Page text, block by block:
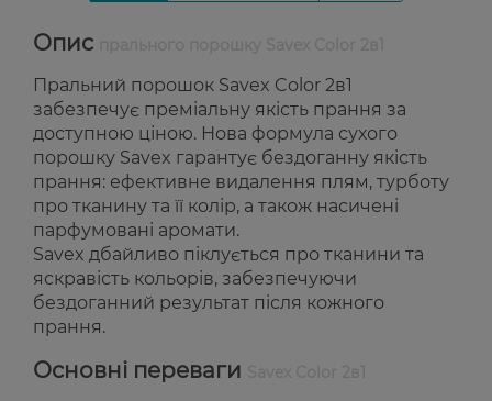
Опис
Пральний порошок Savex Color 2в1
забезпечує преміальну якість прання за
доступною ціною. Нова формула сухого
порошку Savex гарантує бездоганну якість
прання: ефективне видалення плям, турботу
про тканину та її колір, а також насичені
парфумовані аромати.
Savex дбайливо піклується про тканини та
яскравість кольорів, забезпечуючи
бездоганний результат після кожного
прання.
Основні переваги